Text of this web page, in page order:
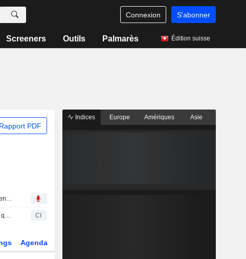
Connexion S'abonner
Screeners Outils Palmarès Édition suisse
Rapport PDF
Transcript : Primaris Real Estate Investment Trust, Q2 2026 Earnings Call, Jul 30, 2026
Primaris Real Estate Investment Trust en quête d'acquisitions CI
Agenda
Indices Europe Amériques Asie